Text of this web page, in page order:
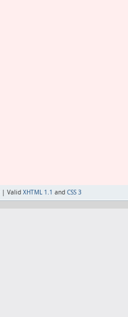
| Valid XHTML 1.1 and CSS 3